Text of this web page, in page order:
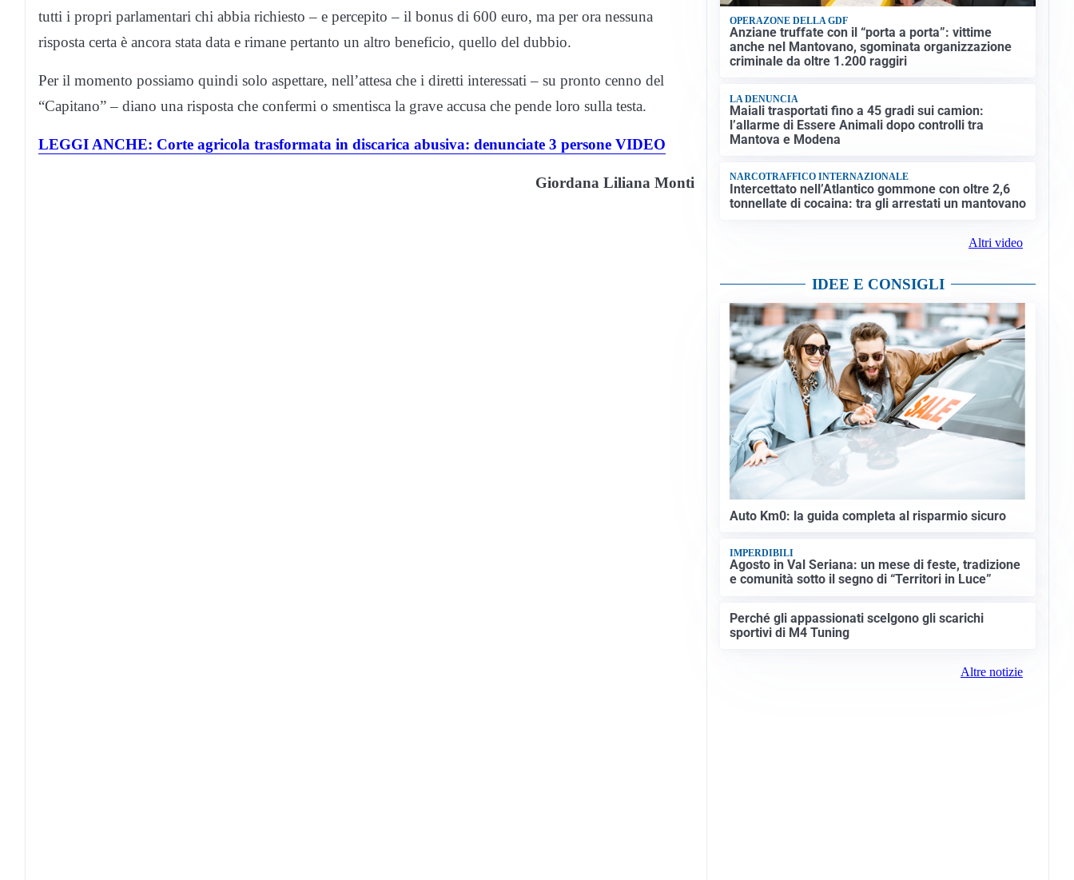
tutti i propri parlamentari chi abbia richiesto – e percepito – il bonus di 600 euro, ma per ora nessuna
risposta certa è ancora stata data e rimane pertanto un altro beneficio, quello del dubbio.
Per il momento possiamo quindi solo aspettare, nell’attesa che i diretti interessati – su pronto cenno del
“Capitano” – diano una risposta che confermi o smentisca la grave accusa che pende loro sulla testa.
LEGGI ANCHE: Corte agricola trasformata in discarica abusiva: denunciate 3 persone VIDEO
Giordana Liliana Monti
OPERAZONE DELLA GDF
Anziane truffate con il “porta a porta”: vittime
anche nel Mantovano, sgominata organizzazione
criminale da oltre 1.200 raggiri
LA DENUNCIA
Maiali trasportati fino a 45 gradi sui camion:
l’allarme di Essere Animali dopo controlli tra
Mantova e Modena
NARCOTRAFFICO INTERNAZIONALE
Intercettato nell’Atlantico gommone con oltre 2,6
tonnellate di cocaina: tra gli arrestati un mantovano
Altri video
IDEE E CONSIGLI
Auto Km0: la guida completa al risparmio sicuro
IMPERDIBILI
Agosto in Val Seriana: un mese di feste, tradizione
e comunità sotto il segno di “Territori in Luce”
Perché gli appassionati scelgono gli scarichi
sportivi di M4 Tuning
Altre notizie